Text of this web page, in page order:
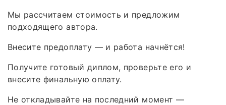
Мы рассчитаем стоимость и предложим
подходящего автора.
Внесите предоплату — и работа начнётся!
Получите готовый диплом, проверьте его и
внесите финальную оплату.
Не откладывайте на последний момент —